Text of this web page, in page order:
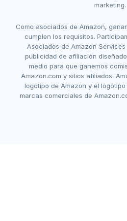
marketing.
Como asociados de Amazon,
cumplen los requisitos.
Asociados de Amazon
publicidad de afiliación
medio para que ganemos
Amazon.com y sitios afiliados.
logotipo de Amazon y el
marcas comerciales de